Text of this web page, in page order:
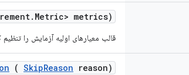
. Metric> metrics)
قالب معیارهای اولیه آزمایش را تنظیم
( SkipReason reason)